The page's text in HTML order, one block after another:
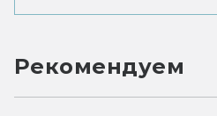
Рекомендуем